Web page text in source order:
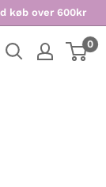
køb over 600kr
0